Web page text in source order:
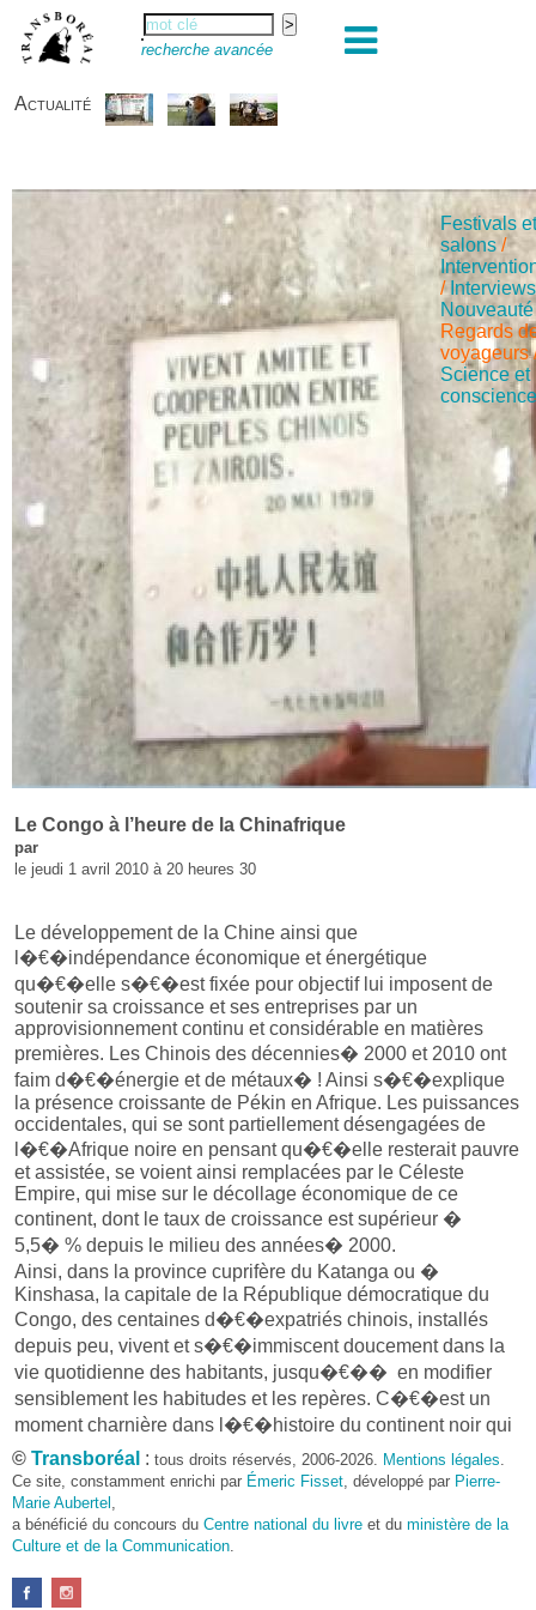
recherche avancée
Actualité
Festivals
salons /
/ Interviews
Nouveauté
Regards
voyageurs
Science et
Le Congo à l’heure de la Chinafrique
par
le jeudi 1 avril 2010 à 20 heures 30
Le développement de la Chine ainsi que
l�€�indépendance économique et énergétique
qu�€�elle s�€�est fixée pour objectif lui imposent de
soutenir sa croissance et ses entreprises par un
approvisionnement continu et considérable en matières
premières. Les Chinois des décennies� 2000 et 2010 ont
faim d�€�énergie et de métaux� ! Ainsi s�€�explique
la présence croissante de Pékin en Afrique. Les puissances
occidentales, qui se sont partiellement désengagées de
l�€�Afrique noire en pensant qu�€�elle resterait pauvre
et assistée, se voient ainsi remplacées par le Céleste
Empire, qui mise sur le décollage économique de ce
continent, dont le taux de croissance est supérieur �
5,5� % depuis le milieu des années� 2000.
Ainsi, dans la province cuprifère du Katanga ou �
Kinshasa, la capitale de la République démocratique du
Congo, des centaines d�€�expatriés chinois, installés
depuis peu, vivent et s�€�immiscent doucement dans la
vie quotidienne des habitants, jusqu�€�� en modifier
sensiblement les habitudes et les repères. C�€�est un
moment charnière dans l�€�histoire du continent noir qui
se dévoile� : le basculement d�€�une relation sclérosée
Nord-Sud � une relation Sud-Sud, pleine de promesses
économiques mais aussi de dangers. En marge et en miroir
de ces nouveaux venus vivent les «� Blancs
d�€�Afrique� », anciens coloniaux ou entrepreneurs
expatriés, nostalgiques d�€�une période idyllique, qui
voient d�€�un mauvais �“il les cartes changer de main.
© Transboréal : tous droits réservés, 2006-2026. Mentions légales.
Ce site, constamment enrichi par Émeric Fisset, développé par Pierre-
Marie Aubertel ,
a bénéficié du concours du Centre national du livre et du ministère de la
Culture et de la Communication.